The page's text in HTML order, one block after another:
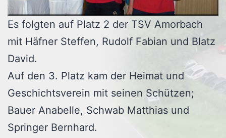
Es folgten auf Platz 2 der TSV Amorbach
mit Häfner Steffen, Rudolf Fabian und Blatz
David.
Auf den 3. Platz kam der Heimat und
Geschichtsverein mit seinen Schützen;
Bauer Anabelle, Schwab Matthias und
Springer Bernhard.